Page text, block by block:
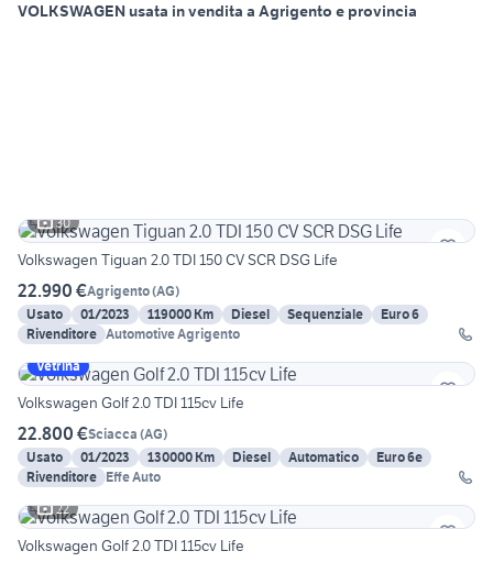
VOLKSWAGEN usata in vendita a Agrigento e provincia
30
Volkswagen Tiguan 2.0 TDI 150 CV SCR DSG Life
22.990 €Agrigento(AG)
Usato
01/2023 119000 Km Diesel Sequenziale
Euro 6
Rivenditore Automotive Agrigento
Vetrina
Volkswagen Golf 2.0 TDI 115cv Life
22.800 €Sciacca (AG)
Usato
01/2023 130000 Km Diesel Automatico
Euro 6e
Rivenditore Effe Auto
22
Volkswagen Golf 2.0 TDI 115cv Life